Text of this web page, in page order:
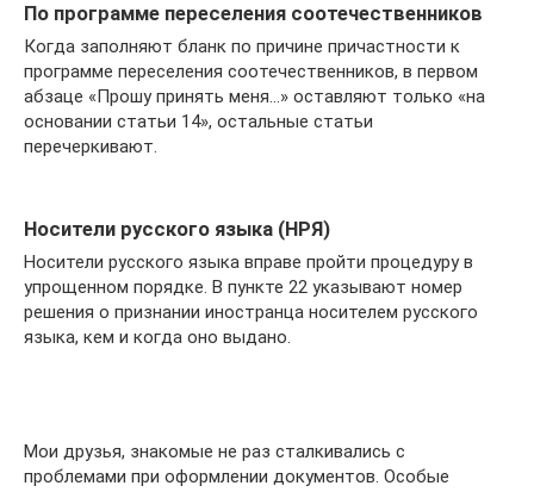
По программе переселения соотечественников
Когда заполняют бланк по причине причастности к
программе переселения соотечественников, в первом
абзаце «Прошу принять меня…» оставляют только «на
основании статьи 14», остальные статьи
перечеркивают.
Носители русского языка (НРЯ)
Носители русского языка вправе пройти процедуру в
упрощенном порядке. В пункте 22 указывают номер
решения о признании иностранца носителем русского
языка, кем и когда оно выдано.
Мои друзья, знакомые не раз сталкивались с
проблемами при оформлении документов. Особые